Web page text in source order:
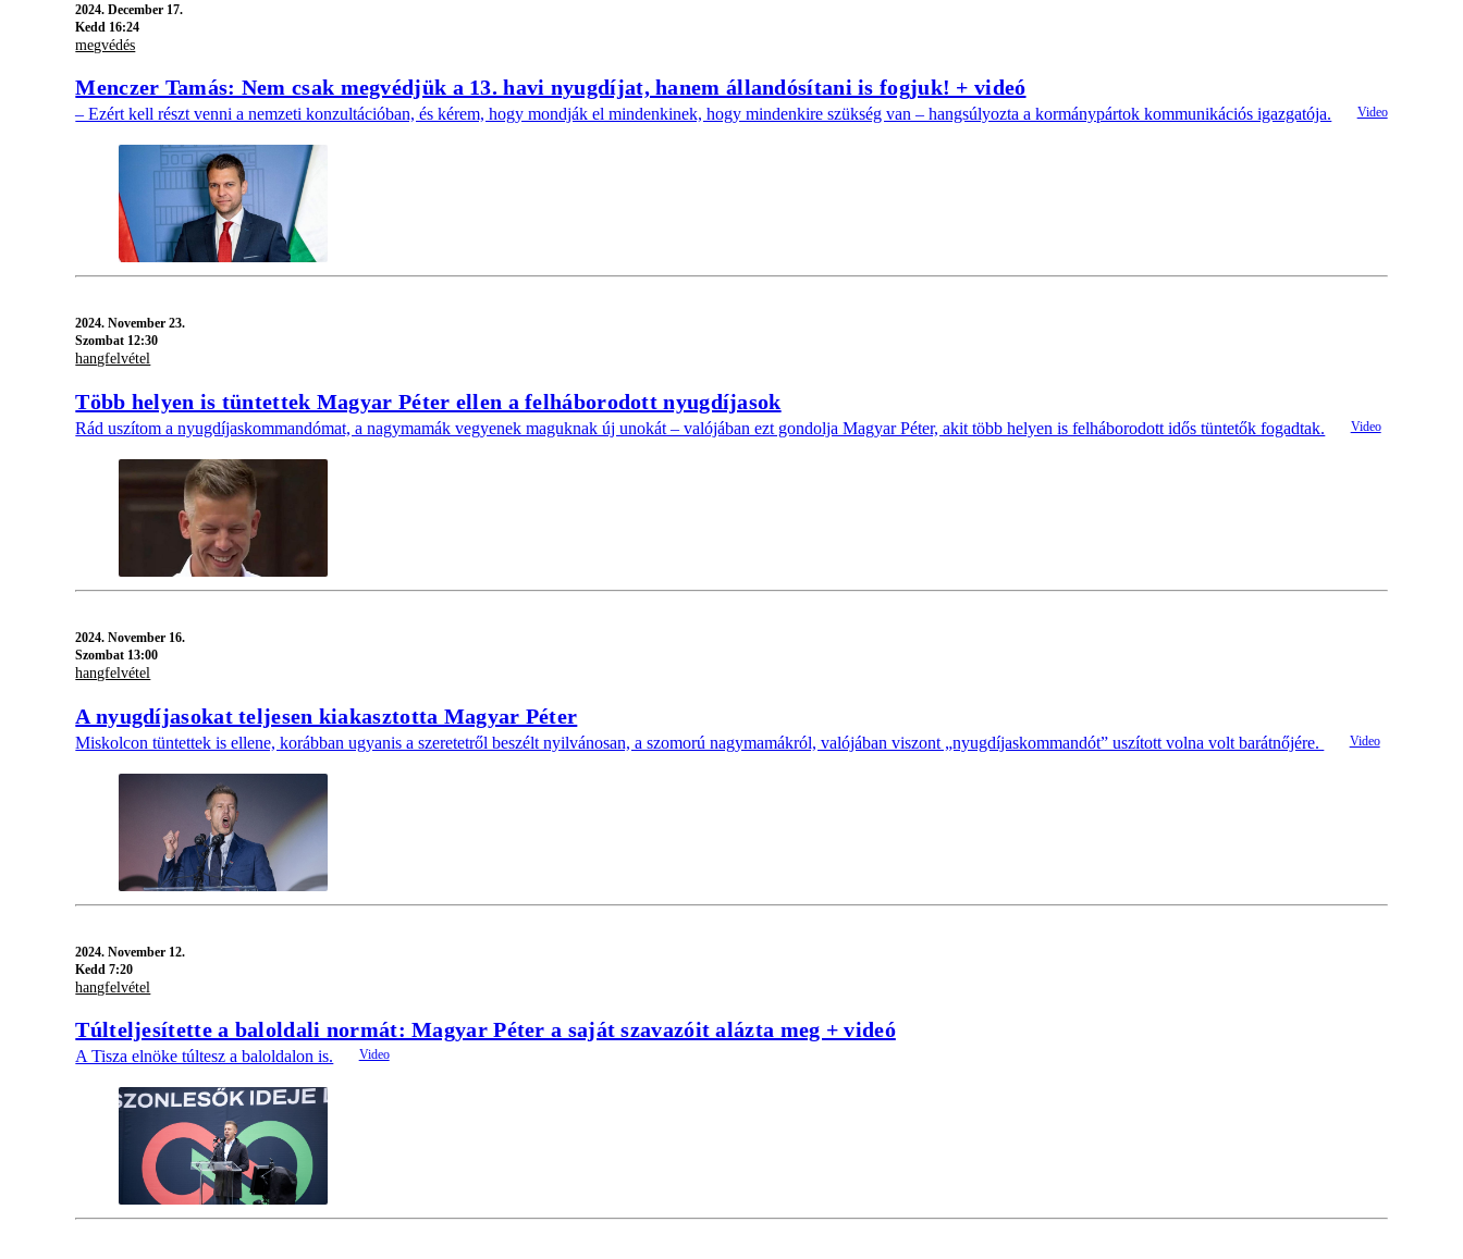
2024.December 17.
Kedd 16:24
megvédés
Menczer Tamás: Nem csak megvédjük a 13. havi nyugdíjat, hanem állandósítani is fogjuk! + videó
– Ezért kell részt venni a nemzeti konzultációban, és kérem, hogy mondják el mindenkinek, hogy mindenkire szükség van – hangsúlyozta a kormánypártok kommunikációs igazgatója.
2024.November 23.
Szombat 12:30
hangfelvétel
Több helyen is tüntettek Magyar Péter ellen a felháborodott nyugdíjasok
Rád uszítom a nyugdíjaskommandómat, a nagymamák vegyenek maguknak új unokát – valójában ezt gondolja Magyar Péter, akit több helyen is felháborodott idős tüntetők fogadtak.
2024.November 16.
Szombat 13:00
hangfelvétel
A nyugdíjasokat teljesen kiakasztotta Magyar Péter
Miskolcon tüntettek is ellene, korábban ugyanis a szeretetről beszélt nyilvánosan, a szomorú nagymamákról, valójában viszont „nyugdíjaskommandót” uszított volna volt barátnőjére.
2024.November 12.
Kedd 7:20
hangfelvétel
Túlteljesítette a baloldali normát: Magyar Péter a saját szavazóit alázta meg + videó
A Tisza elnöke túltesz a baloldalon is.